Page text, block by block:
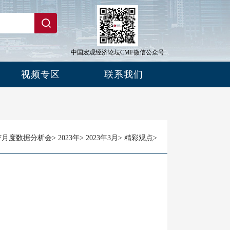
中国宏观经济论坛CMF微信公众号
视频专区 联系我们
月度数据分析会> 2023年> 2023年3月 > 精彩观点>